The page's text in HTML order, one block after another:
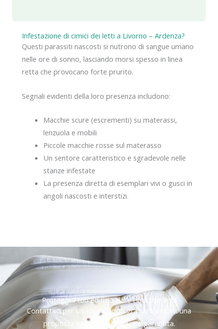
Infestazione di cimici dei letti a Livorno – Ardenza?
Questi parassiti nascosti si nutrono di sangue umano
nelle ore di sonno, lasciando morsi spesso in linea
retta che provocano forte prurito.
Segnali evidenti della loro presenza includono:
Macchie scure (escrementi) su materassi,
lenzuola e mobili
Piccole macchie rosse sul materasso
Un sentore caratteristico e sgradevole nelle
stanze infestate
La presenza diretta di esemplari vivi o gusci in
angoli nascosti e interstizi.
Proteggi il tuo edificio dalle cimici dei letti
Contattaci per un sopralluogo gratuito e ricevi una
proposta su misura, efficace e garantita.